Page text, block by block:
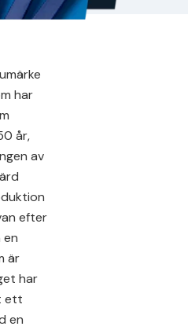
har
år,
av
efter
en
är
har
ett
en